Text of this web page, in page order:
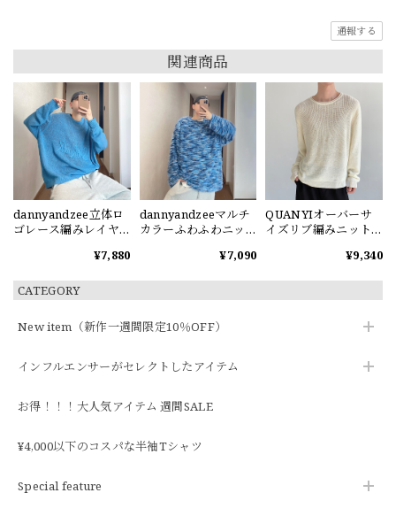
CATEGORY
New item（新作一週間限定10％OFF）
インフルエンサーがセレクトしたアイテム
お得！！！大人気アイテム 週間SALE
¥4,000以下のコスパな半袖Tシャツ
Special feature
通報する
関連商品
dannyandzee立体ロ
ゴレース編みレイヤ
¥7,880
dannyandzeeマルチ
カラーふわふわニッ
¥7,090
QUANYIオーバーサ
イズリブ編みニット
¥9,340